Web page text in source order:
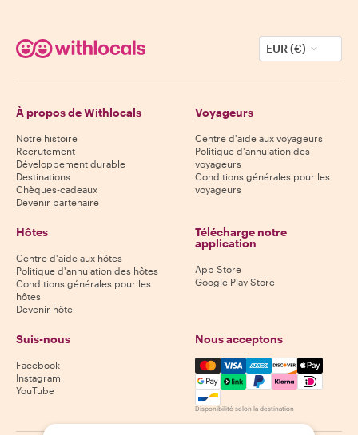
EUR (€)
À propos de Withlocals
Notre histoire
Recrutement
Développement durable
Destinations
Chèques-cadeaux
Devenir partenaire
Voyageurs
Centre d'aide aux voyageurs
Politique d'annulation des
voyageurs
Conditions générales pour les
voyageurs
Hôtes
Centre d'aide aux hôtes
Politique d'annulation des hôtes
Conditions générales pour les
hôtes
Devenir hôte
Télécharge notre
application
App Store
Google Play Store
Suis-nous
Facebook
Instagram
YouTube
Nous acceptons
Mastercard, Visa, Amex,
Disponibilité selon la destination